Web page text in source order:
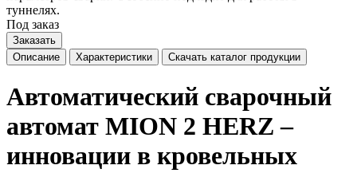
туннелях.
Под заказ
Заказать
Описание
Характеристики Скачать каталог продукции
Автоматический сварочный
автомат MION 2 HERZ –
инновации в кровельных